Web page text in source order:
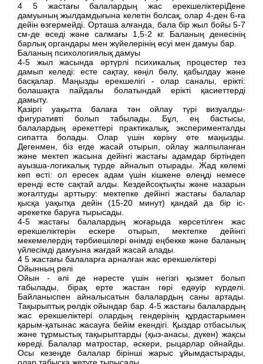
4 5 жастағы балалардың жас ерекшеліктеріДене
дамуының жылдамдығына келетін болсақ, олар 4-ден 6-ға
дейін өзгермейді. Орташа алғанда, бала бір жыл бойы 5-7
см-де өседі және салмағы 1,5-2 кг. Баланың денесінің
барлық органдары мен жүйелерінің өсуі мен дамуы бар.
Баланың психологиялық дамуы
4-5 жыл жасында әртүрлі психикалық процестер тез
дамып келеді: есте сақтау, көңіл бөлу, қабылдау және
басқалар. Маңызды ерекшелігі - олар саналы, ерікті:
болашақта пайдалы болатындай ерікті қасиеттерді
дамыту.
Қазіргі уақытта балаға тән ойлау түрі визуалды-
фигуративті болып табылады. Бұл, ең бастысы,
балалардың әрекеттері практикалық, эксперименталды
сипатта болады. Олар үшін көріну өте маңызды.
Дегенмен, біз егде жасай отырып, ойлау жалпыланған
және мектеп жасына дейінгі жастағы адамдар біртіндеп
ауызша-логикалық түрде айналып отырады. Жад көлемі
көп өсті: ол ересек адам үшін кішкене өлеңді немесе
еренді есте сақтай алды. Кездейсоқтықты және назарын
жоғалтуды арттыру: мектепке дейінгі жастағы балалар
қысқа уақытқа дейін (15-20 минут) қандай да бір іс-
әрекетке баруға тырысады.
4-5 жастағы балалардың жоғарыда көрсетілген жас
ерекшеліктерін ескере отырып, мектепке дейінгі
мекемелердің тәрбиешілері өнімді еңбекке және баланың
үйлесімді дамуына жағдай жасай алады.
4 5 жастағы балаларға арналған жас ерекшеліктері
Ойынның рөлі
Ойын - әлі де нәресте үшін негізгі қызмет болып
табылады, бірақ ерте жастан гөрі едәуір күрделі.
Байланыспен айналысатын балалардың саны артады.
Тақырыптық рөлдік ойындар бар. 4-5 жастағы балалардың
жас ерекшеліктері олардың гендерінің құрдастарымен
қарым-қатынас жасауға бейім екендігі. Қыздар отбасылық
және тұрмыстық тақырыптарды (қыз-анасы, дүкен) жақсы
көреді. Балалар матростар, әскери, рыцарлар ойнайды.
Осы кезеңде балалар бірінші жарыс ұйымдастырады,
олар табысқа жетуге тырысады.